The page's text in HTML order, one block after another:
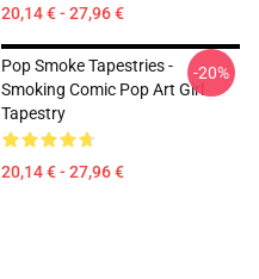
20,14 € - 27,96 €
Pop Smoke Tapestries -
Smoking Comic Pop Art Girl
Tapestry
20,14 € - 27,96 €
-20%